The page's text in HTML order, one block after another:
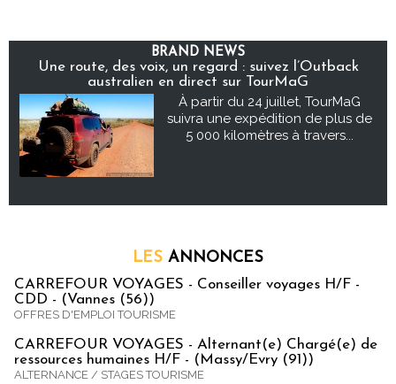
BRAND NEWS
Une route, des voix, un regard : suivez l’Outback
australien en direct sur TourMaG
À partir du 24 juillet, TourMaG
suivra une expédition de plus de
5 000 kilomètres à travers...
LES ANNONCES
CARREFOUR VOYAGES - Conseiller voyages H/F -
CDD - (Vannes (56))
OFFRES D'EMPLOI TOURISME
CARREFOUR VOYAGES - Alternant(e) Chargé(e) de
ressources humaines H/F - (Massy/Evry (91))
ALTERNANCE / STAGES TOURISME